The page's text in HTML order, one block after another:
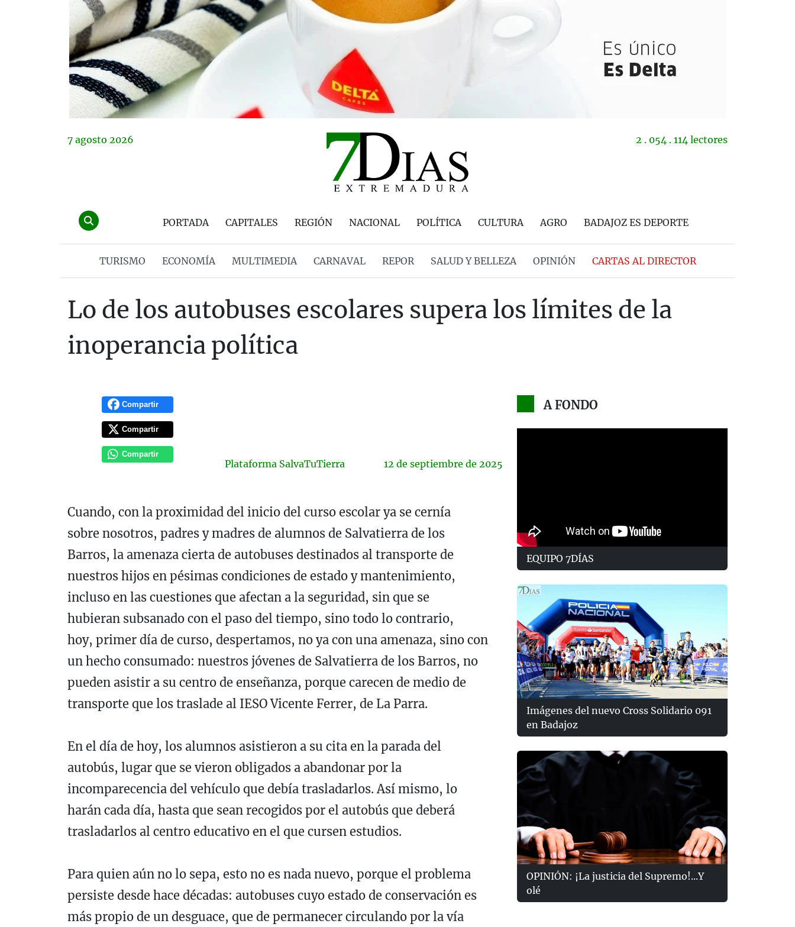
7 agosto 2026 2 . 054 . 114 lectores
PORTADA CAPITALES REGIÓN NACIONAL POLÍTICA CULTURA AGRO BADAJOZ ES DEPORTE
TURISMO ECONOMÍA MULTIMEDIA CARNAVAL REPOR SALUD Y BELLEZA OPINIÓN CARTAS AL DIRECTOR
Lo de los autobuses escolares supera los límites de la
inoperancia política
Compartir
Compartir
Compartir
Plataforma SalvaTuTierra 12 de septiembre de 2025
Cuando, con la proximidad del inicio del curso escolar ya se cernía
sobre nosotros, padres y madres de alumnos de Salvatierra de los
Barros, la amenaza cierta de autobuses destinados al transporte de
nuestros hijos en pésimas condiciones de estado y mantenimiento,
incluso en las cuestiones que afectan a la seguridad, sin que se
hubieran subsanado con el paso del tiempo, sino todo lo contrario,
hoy, primer día de curso, despertamos, no ya con una amenaza, sino con
un hecho consumado: nuestros jóvenes de Salvatierra de los Barros, no
pueden asistir a su centro de enseñanza, porque carecen de medio de
transporte que los traslade al IESO Vicente Ferrer, de La Parra.
En el día de hoy, los alumnos asistieron a su cita en la parada del
autobús, lugar que se vieron obligados a abandonar por la
incomparecencia del vehículo que debía trasladarlos. Así mismo, lo
harán cada día, hasta que sean recogidos por el autobús que deberá
trasladarlos al centro educativo en el que cursen estudios.
Para quien aún no lo sepa, esto no es nada nuevo, porque el problema
persiste desde hace décadas: autobuses cuyo estado de conservación es
más propio de un desguace, que de permanecer circulando por la vía
A FONDO
EQUIPO 7DÍAS
Imágenes del nuevo Cross Solidario 091
en Badajoz
OPINIÓN: ¡La justicia del Supremo!...Y
olé